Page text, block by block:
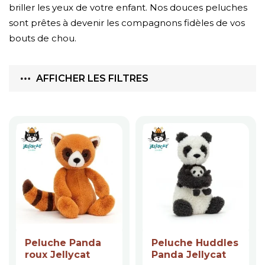
briller les yeux de votre enfant. Nos douces peluches
sont prêtes à devenir les compagnons fidèles de vos
bouts de chou.
AFFICHER LES FILTRES
Peluche Panda
roux Jellycat
Peluche Huddles
Panda Jellycat